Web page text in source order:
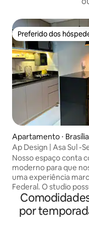
Preferido dos
Preferido dos
Apartamento ⋅ Brasília
Ap Design | Asa Sul -
condicionado
Nosso espaço conta
moderno para que
uma experiência
Federal. O studio
americana completa com
eletrodomésticos.
condicionado split,
de alta velocidade,
por